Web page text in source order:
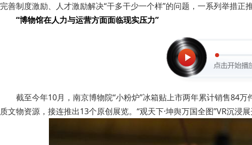
完善制度激励、人才激励解决“干多干少一个样”的问题，一系列举措正
“博物馆在人力与运营方面面临现实压力”
截至今年10月，南京博物院“小粉炉”冰箱贴上市两年累计销售84
质文物资源，接连推出13个原创展览。“观天下·坤舆万国全图”VR沉浸